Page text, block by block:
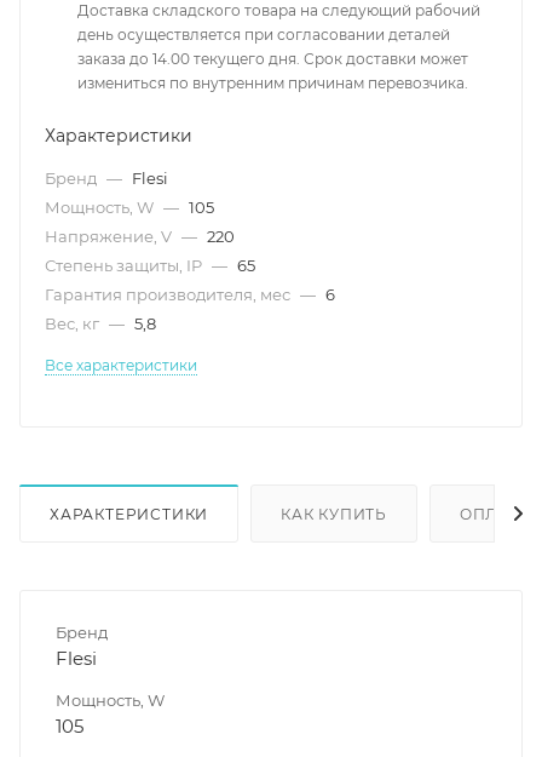
Доставка складского товара на следующий рабочий
день осуществляется при согласовании деталей
заказа до 14.00 текущего дня. Срок доставки может
измениться по внутренним причинам перевозчика.
Характеристики
Бренд — Flesi
Мощность, W — 105
Напряжение, V — 220
Степень защиты, IP — 65
Гарантия производителя, мес — 6
Вес, кг — 5,8
Все характеристики
ХАРАКТЕРИСТИКИ КАК КУПИТЬ ОПЛАТА
Бренд
Flesi
Мощность, W
105